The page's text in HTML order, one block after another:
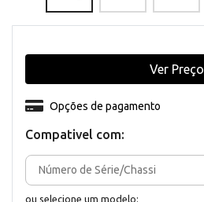
Compativel com:
ou selecione um modelo:
Opções de pagamento
Ver Preço